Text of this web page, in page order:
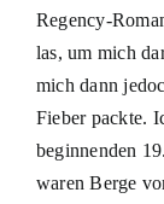
Regency-
las, um mich
mich dann
Fieber packte.
beginnenden
waren Berge